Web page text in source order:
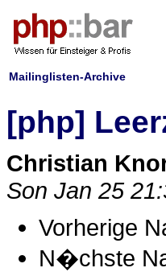
Mailinglisten-Archive
[php]
Christian
Son Jan 25
Vorherige
N�chste